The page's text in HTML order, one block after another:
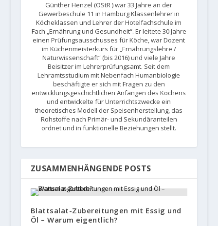
Günther Henzel (OStR ) war 33 Jahre an der
Gewerbeschule 11 in Hamburg Klassenlehrer in
Köcheklassen und Lehrer der Hotelfachschule im
Fach „Ernährung und Gesundheit“. Er leitete 30 Jahre
einen Prüfungsausschusses für Köche, war Dozent
im Küchenmeisterkurs für „Ernährungslehre /
Naturwissenschaft“ (bis 2016) und viele Jahre
Beisitzer im Lehrerprüfungsamt. Seit dem
Lehramtsstudium mit Nebenfach Humanbiologie
beschäftigte er sich mit Fragen zu den
entwicklungsgeschichtlichen Anfängen des Kochens
und entwickelte für Unterrichtszwecke ein
theoretisches Modell der Speisenherstellung, das
Rohstoffe nach Primär- und Sekundäranteilen
ordnet und in funktionelle Beziehungen stellt.
ZUSAMMENHÄNGENDE POSTS
Blattsalat-Zubereitungen mit Essig und
Öl – Warum eigentlich?